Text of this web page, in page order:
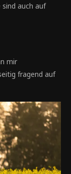
sind auch auf
mir
fragend auf